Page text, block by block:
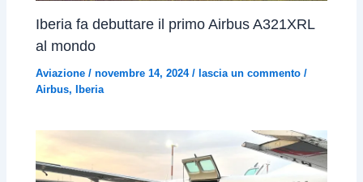
Iberia fa debuttare il primo Airbus A321XRL
al mondo
Aviazione /novembre 14, 2024/ lascia un commento /
Airbus, Iberia